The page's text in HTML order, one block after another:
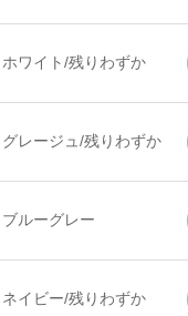
ホワイト/残りわずか
グレージュ/残りわずか
ブルーグレー
ネイビー/残りわずか